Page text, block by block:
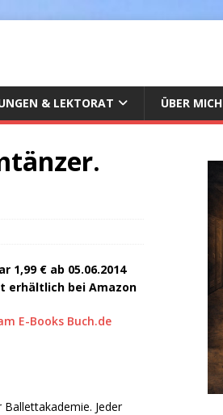
& LEKTORAT ÜBER MICH
1,99 € ab 05.06.2014
erhältlich bei Amazon
E-Books Buch.de
Jeder